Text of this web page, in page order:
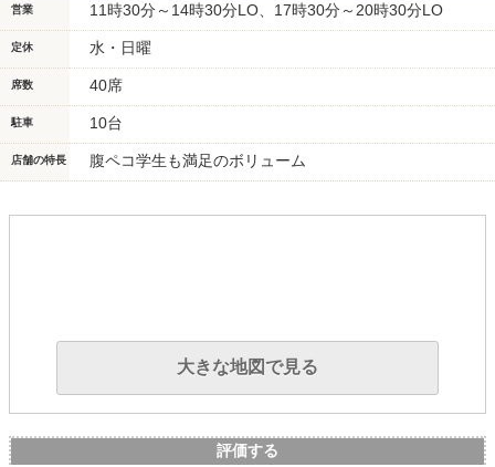
営業 11時30分～14時30分LO、17時30分～20時30分LO
定休 水・日曜
席数 40席
駐車 10台
店舗の特長 腹ペコ学生も満足のボリューム
大きな地図で見る
評価する